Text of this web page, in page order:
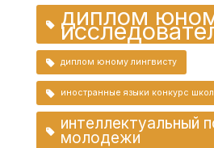
диплом
диплом юному лингвисту
иностранные языки конкурс
интеллектуальный
молодежи